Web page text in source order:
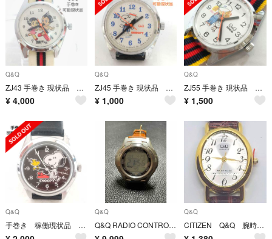
Q&Q
ZJ43 手巻き 現状品 鉄腕アトム Q&Q 4-120108
¥ 4,000
Q&Q
ZJ45 手巻き 現状品 スヌーピー Q&Q 120108
¥ 1,000
Q&Q
ZJ55 手巻き 現状品 Q&Q メックタイム 腕時計
¥ 1,500
Q&Q
手巻き 稼働現状品 Q&Q スヌーピー 腕時計 YJ86
Q&Q
Q&Q RADIO CONTROLLED ALARM CHRONOGRAPH
Q&Q
CITIZEN Q&Q 腕時計 QZ 2035 【58702】